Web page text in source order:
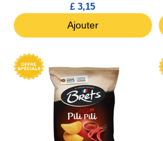
£ 3,15
Ajouter